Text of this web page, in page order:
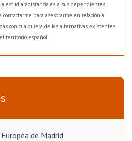
estudiaradistancia.es, a sus dependientes,
contactarme para asesorarme en relación a
con cualquiera de las alternativas existentes
territorio español.
de Madrid